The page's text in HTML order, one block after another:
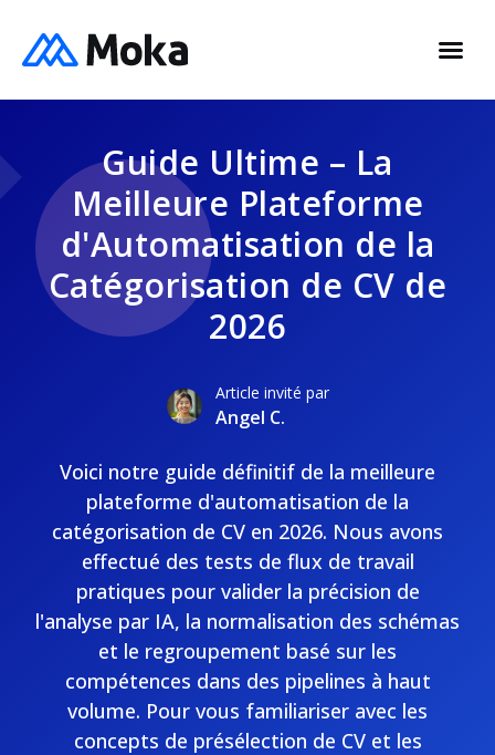
Guide Ultime – La
Meilleure Plateforme
d'Automatisation de la
Catégorisation de CV de
2026
Article invité par
Angel C.
Voici notre guide définitif de la meilleure
plateforme d'automatisation de la
catégorisation de CV en 2026. Nous avons
effectué des tests de flux de travail
pratiques pour valider la précision de
l'analyse par IA, la normalisation des schémas
et le regroupement basé sur les
compétences dans des pipelines à haut
volume. Pour vous familiariser avec les
concepts de présélection de CV et les